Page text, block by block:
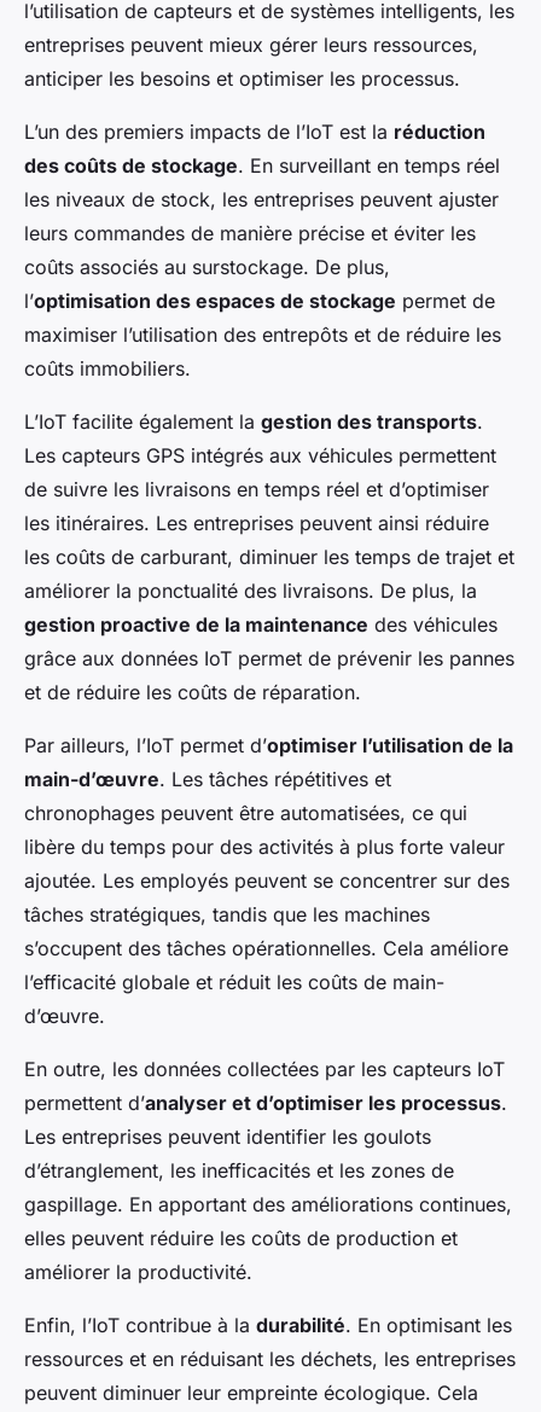
l’utilisation de capteurs et de systèmes intelligents, les
entreprises peuvent mieux gérer leurs ressources,
anticiper les besoins et optimiser les processus.
L’un des premiers impacts de l’IoT est la réduction
des coûts de stockage. En surveillant en temps réel
les niveaux de stock, les entreprises peuvent ajuster
leurs commandes de manière précise et éviter les
coûts associés au surstockage. De plus,
l’optimisation des espaces de stockage permet de
maximiser l’utilisation des entrepôts et de réduire les
coûts immobiliers.
L’IoT facilite également la gestion des transports.
Les capteurs GPS intégrés aux véhicules permettent
de suivre les livraisons en temps réel et d’optimiser
les itinéraires. Les entreprises peuvent ainsi réduire
les coûts de carburant, diminuer les temps de trajet et
améliorer la ponctualité des livraisons. De plus, la
gestion proactive de la maintenance des véhicules
grâce aux données IoT permet de prévenir les pannes
et de réduire les coûts de réparation.
Par ailleurs, l’IoT permet d’optimiser l’utilisation de la
main-d’œuvre. Les tâches répétitives et
chronophages peuvent être automatisées, ce qui
libère du temps pour des activités à plus forte valeur
ajoutée. Les employés peuvent se concentrer sur des
tâches stratégiques, tandis que les machines
s’occupent des tâches opérationnelles. Cela améliore
l’efficacité globale et réduit les coûts de main-
d’œuvre.
En outre, les données collectées par les capteurs IoT
permettent d’analyser et d’optimiser les processus.
Les entreprises peuvent identifier les goulots
d’étranglement, les inefficacités et les zones de
gaspillage. En apportant des améliorations continues,
elles peuvent réduire les coûts de production et
améliorer la productivité.
Enfin, l’IoT contribue à la durabilité. En optimisant les
ressources et en réduisant les déchets, les entreprises
peuvent diminuer leur empreinte écologique. Cela